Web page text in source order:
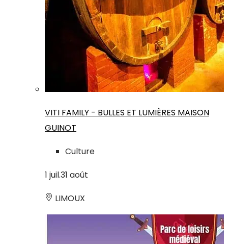
VITI FAMILY - BULLES ET LUMIÈRES MAISON
GUINOT
Culture
1 juil.31 août
LIMOUX